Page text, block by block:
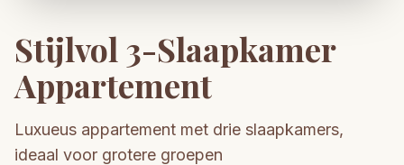
Stijlvol 3-Slaapkamer
Appartement
Luxueus appartement met drie slaapkamers,
ideaal voor grotere groepen